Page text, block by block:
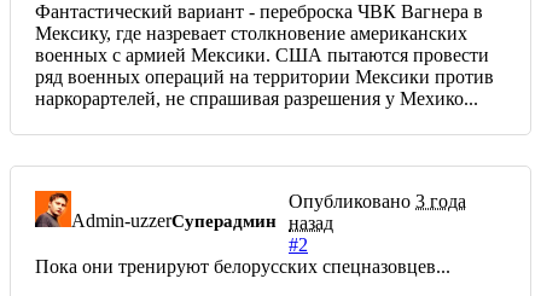
Фантастический вариант - переброска ЧВК Вагнера в
Мексику, где назревает столкновение американских
военных с армией Мексики. США пытаются провести
ряд военных операций на территории Мексики против
наркорартелей, не спрашивая разрешения у Мехико...
Admin-uzzerСуперадмин
Опубликовано 3 года
назад
#2
Пока они тренируют белорусских спецназовцев...